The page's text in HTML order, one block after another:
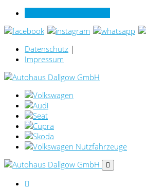
Datenschutz |
Impressum